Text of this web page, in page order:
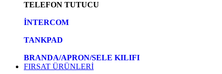
TELEFON TUTUCU
İNTERCOM
TANKPAD
BRANDA/APRON/SELE KILIFI
FIRSAT ÜRÜNLERİ